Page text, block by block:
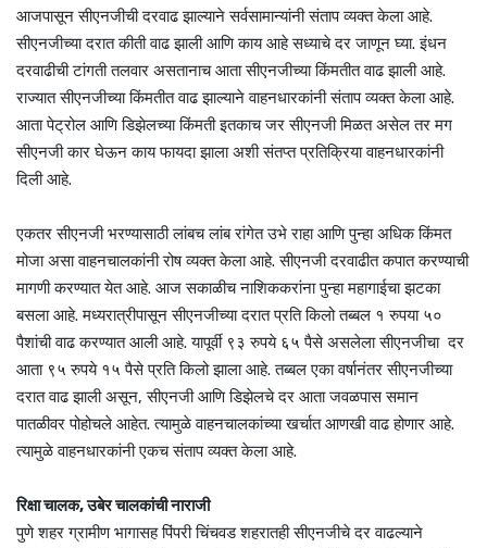
आजपासून सीएनजीची दरवाढ झाल्याने सर्वसामान्यांनी संताप व्यक्त केला आहे.
सीएनजीच्या दरात कीती वाढ झाली आणि काय आहे सध्याचे दर जाणून घ्या. इंधन
दरवाढीची टांगती तलवार असतानाच आता सीएनजीच्या किंमतीत वाढ झाली आहे.
राज्यात सीएनजीच्या किंमतीत वाढ झाल्याने वाहनधारकांनी संताप व्यक्त केला आहे.
आता पेट्रोल आणि डिझेलच्या किंमती इतकाच जर सीएनजी मिळत असेल तर मग
सीएनजी कार घेऊन काय फायदा झाला अशी संतप्त प्रतिक्रिया वाहनधारकांनी
दिली आहे.
एकतर सीएनजी भरण्यासाठी लांबच लांब रांगेत उभे राहा आणि पुन्हा अधिक किंमत
मोजा असा वाहनचालकांनी रोष व्यक्त केला आहे. सीएनजी दरवाढीत कपात करण्याची
मागणी करण्यात येत आहे. आज सकाळीच नाशिककरांना पुन्हा महागाईचा झटका
बसला आहे. मध्यरात्रीपासून सीएनजीच्या दरात प्रति किलो तब्बल १ रुपया ५०
पैशांची वाढ करण्यात आली आहे. यापूर्वी ९३ रुपये ६५ पैसे असलेला सीएनजीचा दर
आता ९५ रुपये १५ पैसे प्रति किलो झाला आहे. तब्बल एका वर्षानंतर सीएनजीच्या
दरात वाढ झाली असून, सीएनजी आणि डिझेलचे दर आता जवळपास समान
पातळीवर पोहोचले आहेत. त्यामुळे वाहनचालकांच्या खर्चात आणखी वाढ होणार आहे.
त्यामुळे वाहनधारकांनी एकच संताप व्यक्त केला आहे.
रिक्षा चालक, उबेर चालकांची नाराजी
पुणे शहर ग्रामीण भागासह पिंपरी चिंचवड शहरातही सीएनजीचे दर वाढल्याने